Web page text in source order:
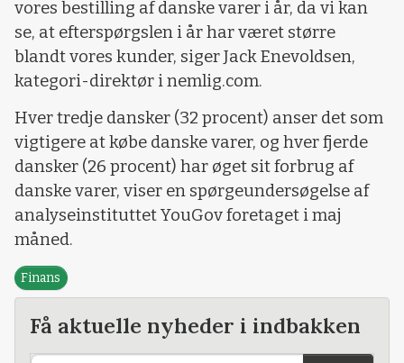
vores bestilling af danske varer i år, da vi kan
se, at efterspørgslen i år har været større
blandt vores kunder, siger Jack Enevoldsen,
kategori-direktør i nemlig.com.
Hver tredje dansker (32 procent) anser det som
vigtigere at købe danske varer, og hver fjerde
dansker (26 procent) har øget sit forbrug af
danske varer, viser en spørgeundersøgelse af
analyseinstituttet YouGov foretaget i maj
måned.
Finans
Få aktuelle nyheder i indbakken